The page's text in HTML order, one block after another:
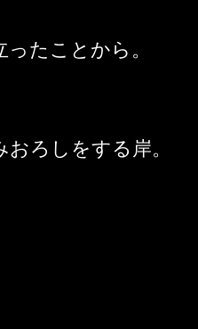
たことから。
ろしをする岸。